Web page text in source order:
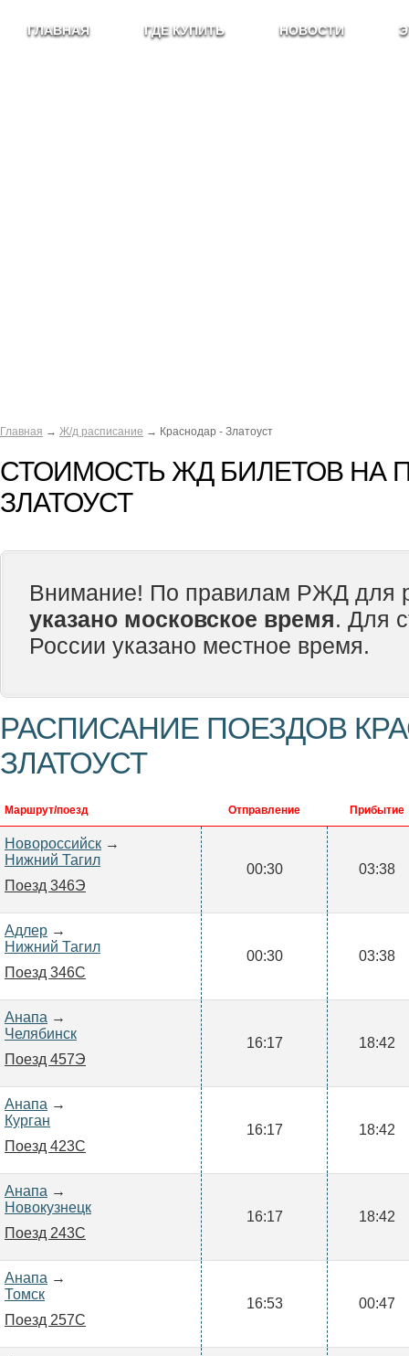
ГЛАВНАЯ ГДЕ КУПИТЬ НОВОСТИ
Главная → Ж/д расписание → Краснодар - Златоуст
СТОИМОСТЬ ЖД БИЛЕТОВ НА
ЗЛАТОУСТ
Внимание! По правилам РЖД для
указано московское время. Для
России указано местное время.
РАСПИСАНИЕ ПОЕЗДОВ
ЗЛАТОУСТ
Маршрут/поезд Отправление Прибытие
Новороссийск →
Нижний Тагил
Поезд 346Э
00:30 03:38
Адлер →
Нижний Тагил
Поезд 346С
00:30 03:38
Анапа →
Челябинск
Поезд 457Э
16:17 18:42
Анапа →
Курган
Поезд 423С
16:17 18:42
Анапа →
Новокузнецк
Поезд 243С
16:17 18:42
Анапа →
Томск
Поезд 257С
16:53 00:47